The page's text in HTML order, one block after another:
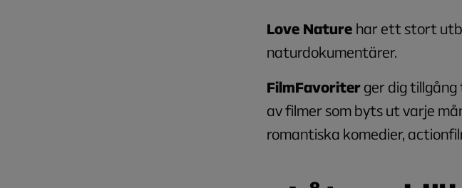
Love Nature har ett stort
naturdokumentärer.
FilmFavoriterger dig
av filmer som byts ut varje
romantiska komedier,